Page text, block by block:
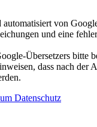
von
und eine
Übersetzers bitte
dass nach der
Datenschutz